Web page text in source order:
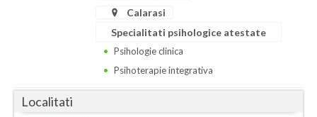
Dambovita
Calarasi
Specialitati psihologice atestate
Psihologie clinica
Psihoterapie integrativa
Localitati